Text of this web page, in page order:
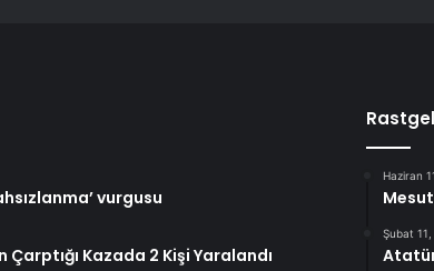
vurgusu
Kazada 2 Kişi Yaralandı
Haziran
Şubat